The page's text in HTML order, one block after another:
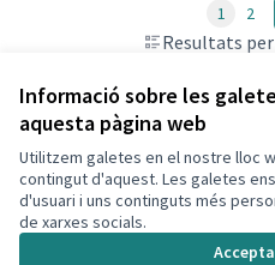
Informació sobre les
aquesta pàgina web
Utilitzem galetes en el nostre lloc
contingut d'aquest. Les galetes
d'usuari i uns continguts més
de xarxes socials.
Resultats
1 2
Termes i condicions d'ús
Configuració de les galetes
Decidim Calafell a X
(Enllaç extern)
Decidim Calafell a Facebook
Decidim Calafell a
Decidim Calafell a
(Enllaç extern)